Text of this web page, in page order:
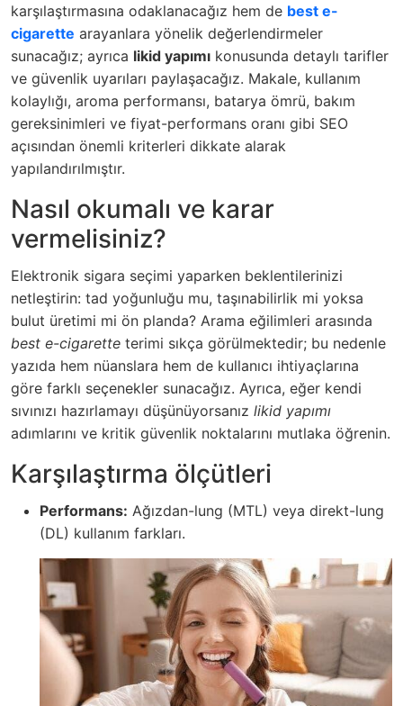
karşılaştırmasına odaklanacağız hem de best e-
cigarette arayanlara yönelik değerlendirmeler
sunacağız; ayrıca likid yapımı konusunda detaylı tarifler
ve güvenlik uyarıları paylaşacağız. Makale, kullanım
kolaylığı, aroma performansı, batarya ömrü, bakım
gereksinimleri ve fiyat-performans oranı gibi SEO
açısından önemli kriterleri dikkate alarak
yapılandırılmıştır.
Nasıl okumalı ve karar
vermelisiniz?
Elektronik sigara seçimi yaparken beklentilerinizi
netleştirin: tad yoğunluğu mu, taşınabilirlik mi yoksa
bulut üretimi mi ön planda? Arama eğilimleri arasında
best e-cigarette terimi sıkça görülmektedir; bu nedenle
yazıda hem nüanslara hem de kullanıcı ihtiyaçlarına
göre farklı seçenekler sunacağız. Ayrıca, eğer kendi
sıvınızı hazırlamayı düşünüyorsanız likid yapımı
adımlarını ve kritik güvenlik noktalarını mutlaka öğrenin.
Karşılaştırma ölçütleri
Performans: Ağızdan-lung (MTL) veya direkt-lung
(DL) kullanım farkları.